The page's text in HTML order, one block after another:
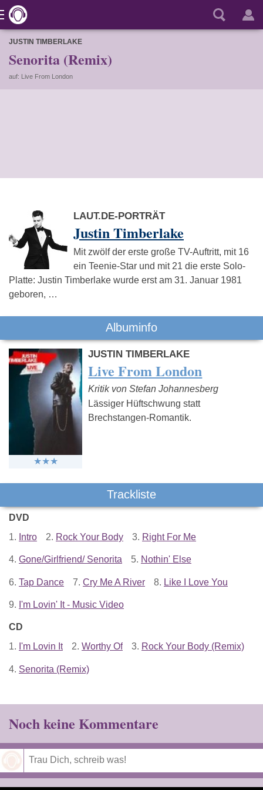
JUSTIN TIMBERLAKE
Senorita (Remix)
auf: Live From London
LAUT.DE-PORTRÄT
Justin Timberlake
Mit zwölf der erste große TV-Auftritt, mit 16
ein Teenie-Star und mit 21 die erste Solo-
Platte: Justin Timberlake wurde erst am 31. Januar 1981
geboren, …
Albuminfo
JUSTIN TIMBERLAKE
Live From London
Kritik von Stefan Johannesberg
Lässiger Hüftschwung statt
Brechstangen-Romantik.
Trackliste
DVD
1. Intro 2. Rock Your Body 3. Right For Me
4. Gone/Girlfriend/ Senorita 5. Nothin' Else
6. Tap Dance 7. Cry Me A River 8. Like I Love You
9. I'm Lovin' It - Music Video
CD
1. I'm Lovin It 2. Worthy Of 3. Rock Your Body (Remix)
4. Senorita (Remix)
Noch keine Kommentare